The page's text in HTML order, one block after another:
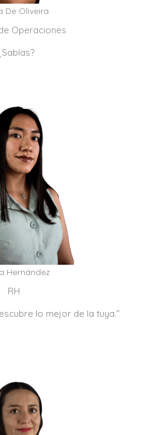
De Oliveira
Operaciones
Hernández
RH
lo mejor de la tuya.”